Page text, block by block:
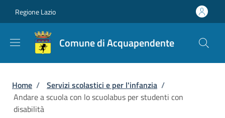
Regione Lazio
Comune di Acquapendente
Briciole di pane
Home / Servizi scolastici e per l'infanzia /
Andare a scuola con lo scuolabus per studenti con
disabilità